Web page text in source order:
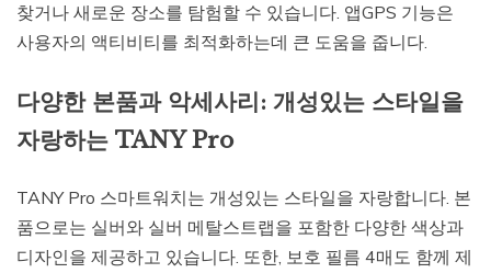
찾거나 새로운 장소를 탐험할 수 있습니다. 앱GPS 기능은
사용자의 액티비티를 최적화하는데 큰 도움을 줍니다.
다양한 본품과 악세사리: 개성있는 스타일을
자랑하는 TANY Pro
TANY Pro 스마트워치는 개성있는 스타일을 자랑합니다. 본
품으로는 실버와 실버 메탈스트랩을 포함한 다양한 색상과
디자인을 제공하고 있습니다. 또한, 보호 필름 4매도 함께 제